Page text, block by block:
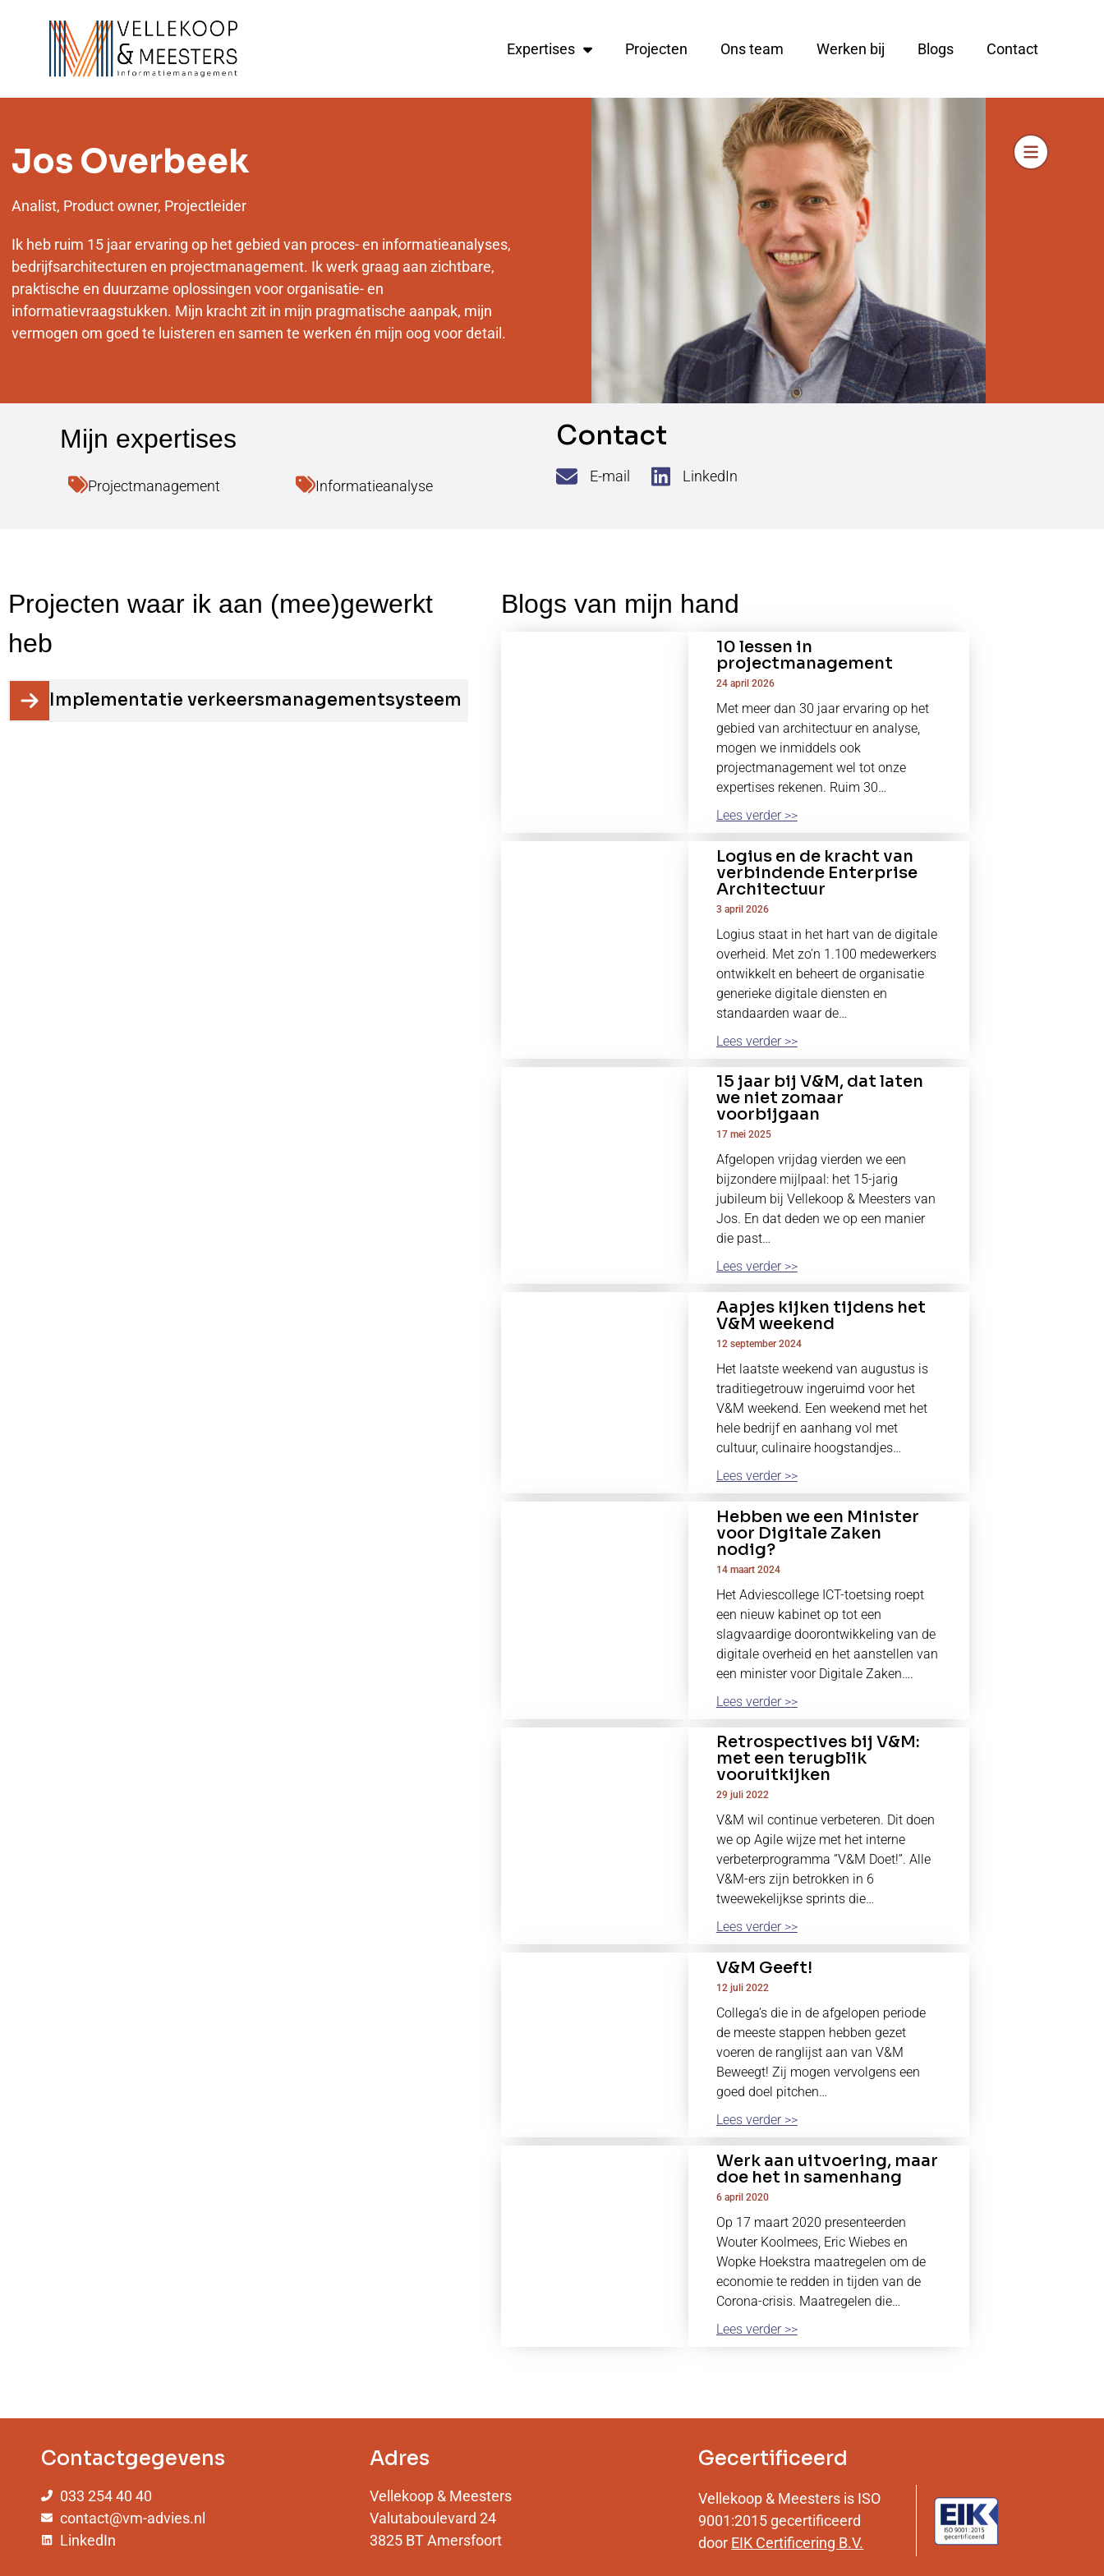
Expertises Projecten Ons team Werken bij Blogs Contact
Jos Overbeek
Analist, Product owner, Projectleider
Ik heb ruim 15 jaar ervaring op het gebied van proces- en informatieanalyses,
bedrijfsarchitecturen en projectmanagement. Ik werk graag aan zichtbare,
praktische en duurzame oplossingen voor organisatie- en
informatievraagstukken. Mijn kracht zit in mijn pragmatische aanpak, mijn
vermogen om goed te luisteren en samen te werken én mijn oog voor detail.
Projectmanagement Informatieanalyse
Contact
E-mail LinkedIn
Implementatie verkeersmanagementsysteem
10 lessen in
projectmanagement
24 april 2026
Met meer dan 30 jaar ervaring op het
gebied van architectuur en analyse,
mogen we inmiddels ook
projectmanagement wel tot onze
expertises rekenen. Ruim 30…
Lees verder >>
Logius en de kracht van
verbindende Enterprise
Architectuur
3 april 2026
Logius staat in het hart van de digitale
overheid. Met zo’n 1.100 medewerkers
ontwikkelt en beheert de organisatie
generieke digitale diensten en
standaarden waar de…
Lees verder >>
15 jaar bij V&M, dat laten
we niet zomaar
voorbijgaan
17 mei 2025
Afgelopen vrijdag vierden we een
bijzondere mijlpaal: het 15-jarig
jubileum bij Vellekoop & Meesters van
Jos. En dat deden we op een manier
die past…
Lees verder >>
Aapjes kijken tijdens het
V&M weekend
12 september 2024
Het laatste weekend van augustus is
traditiegetrouw ingeruimd voor het
V&M weekend. Een weekend met het
hele bedrijf en aanhang vol met
cultuur, culinaire hoogstandjes…
Lees verder >>
Hebben we een Minister
voor Digitale Zaken
nodig?
14 maart 2024
Het Adviescollege ICT-toetsing roept
een nieuw kabinet op tot een
slagvaardige doorontwikkeling van de
digitale overheid en het aanstellen van
een minister voor Digitale Zaken….
Lees verder >>
Retrospectives bij V&M:
met een terugblik
vooruitkijken
29 juli 2022
V&M wil continue verbeteren. Dit doen
we op Agile wijze met het interne
verbeterprogramma “V&M Doet!”. Alle
V&M-ers zijn betrokken in 6
tweewekelijkse sprints die…
Lees verder >>
V&M Geeft!
12 juli 2022
Collega’s die in de afgelopen periode
de meeste stappen hebben gezet
voeren de ranglijst aan van V&M
Beweegt! Zij mogen vervolgens een
goed doel pitchen…
Lees verder >>
Werk aan uitvoering, maar
doe het in samenhang
6 april 2020
Op 17 maart 2020 presenteerden
Wouter Koolmees, Eric Wiebes en
Wopke Hoekstra maatregelen om de
economie te redden in tijden van de
Corona-crisis. Maatregelen die…
Lees verder >>
Contactgegevens
033 254 40 40
contact@vm-advies.nl
LinkedIn
Adres
Vellekoop & Meesters
Valutaboulevard 24
3825 BT Amersfoort
Gecertificeerd
Vellekoop & Meesters is ISO
9001:2015 gecertificeerd
door EIK Certificering B.V.